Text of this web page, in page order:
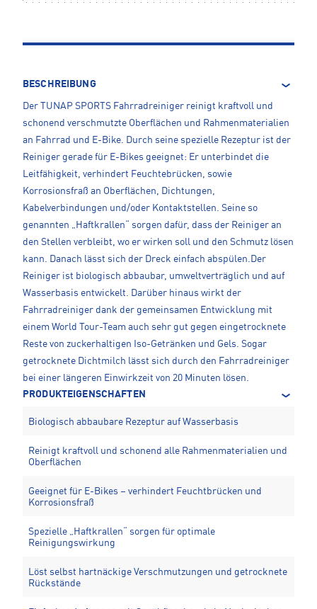
BESCHREIBUNG
Der TUNAP SPORTS Fahrradreiniger reinigt kraftvoll und
schonend verschmutzte Oberflächen und Rahmenmaterialien
an Fahrrad und E-Bike. Durch seine spezielle Rezeptur ist der
Reiniger gerade für E-Bikes geeignet: Er unterbindet die
Leitfähigkeit, verhindert Feuchtebrücken, sowie
Korrosionsfraß an Oberflächen, Dichtungen,
Kabelverbindungen und/oder Kontaktstellen. Seine so
genannten „Haftkrallen“ sorgen dafür, dass der Reiniger an
den Stellen verbleibt, wo er wirken soll und den Schmutz lösen
kann. Danach lässt sich der Dreck einfach abspülen.Der
Reiniger ist biologisch abbaubar, umweltverträglich und auf
Wasserbasis entwickelt. Darüber hinaus wirkt der
Fahrradreiniger dank der gemeinsamen Entwicklung mit
einem World Tour-Team auch sehr gut gegen eingetrocknete
Reste von zuckerhaltigen Iso-Getränken und Gels. Sogar
getrocknete Dichtmilch lässt sich durch den Fahrradreiniger
bei einer längeren Einwirkzeit von 20 Minuten lösen.
PRODUKTEIGENSCHAFTEN
Biologisch abbaubare Rezeptur auf Wasserbasis
Reinigt kraftvoll und schonend alle Rahmenmaterialien und
Oberflächen
Geeignet für E-Bikes – verhindert Feuchtbrücken und
Korrosionsfraß
Spezielle „Haftkrallen“ sorgen für optimale
Reinigungswirkung
Löst selbst hartnäckige Verschmutzungen und getrocknete
Rückstände